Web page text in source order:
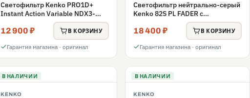
Светофильтр Kenko PRO1D+
Instant Action Variable NDX3-
450+C-PL переменной плотности
82mm
12 900 ₽ В КОРЗИНУ
Гарантия магазина · оригинал
Светофильтр нейтрально-серый
Kenko 82S PL FADER с
переменной плотностью ND3-
ND400 82mm
18 400 ₽ В КОРЗИНУ
Гарантия магазина · оригинал
В НАЛИЧИИ
KENKO
В НАЛИЧИИ
KENKO